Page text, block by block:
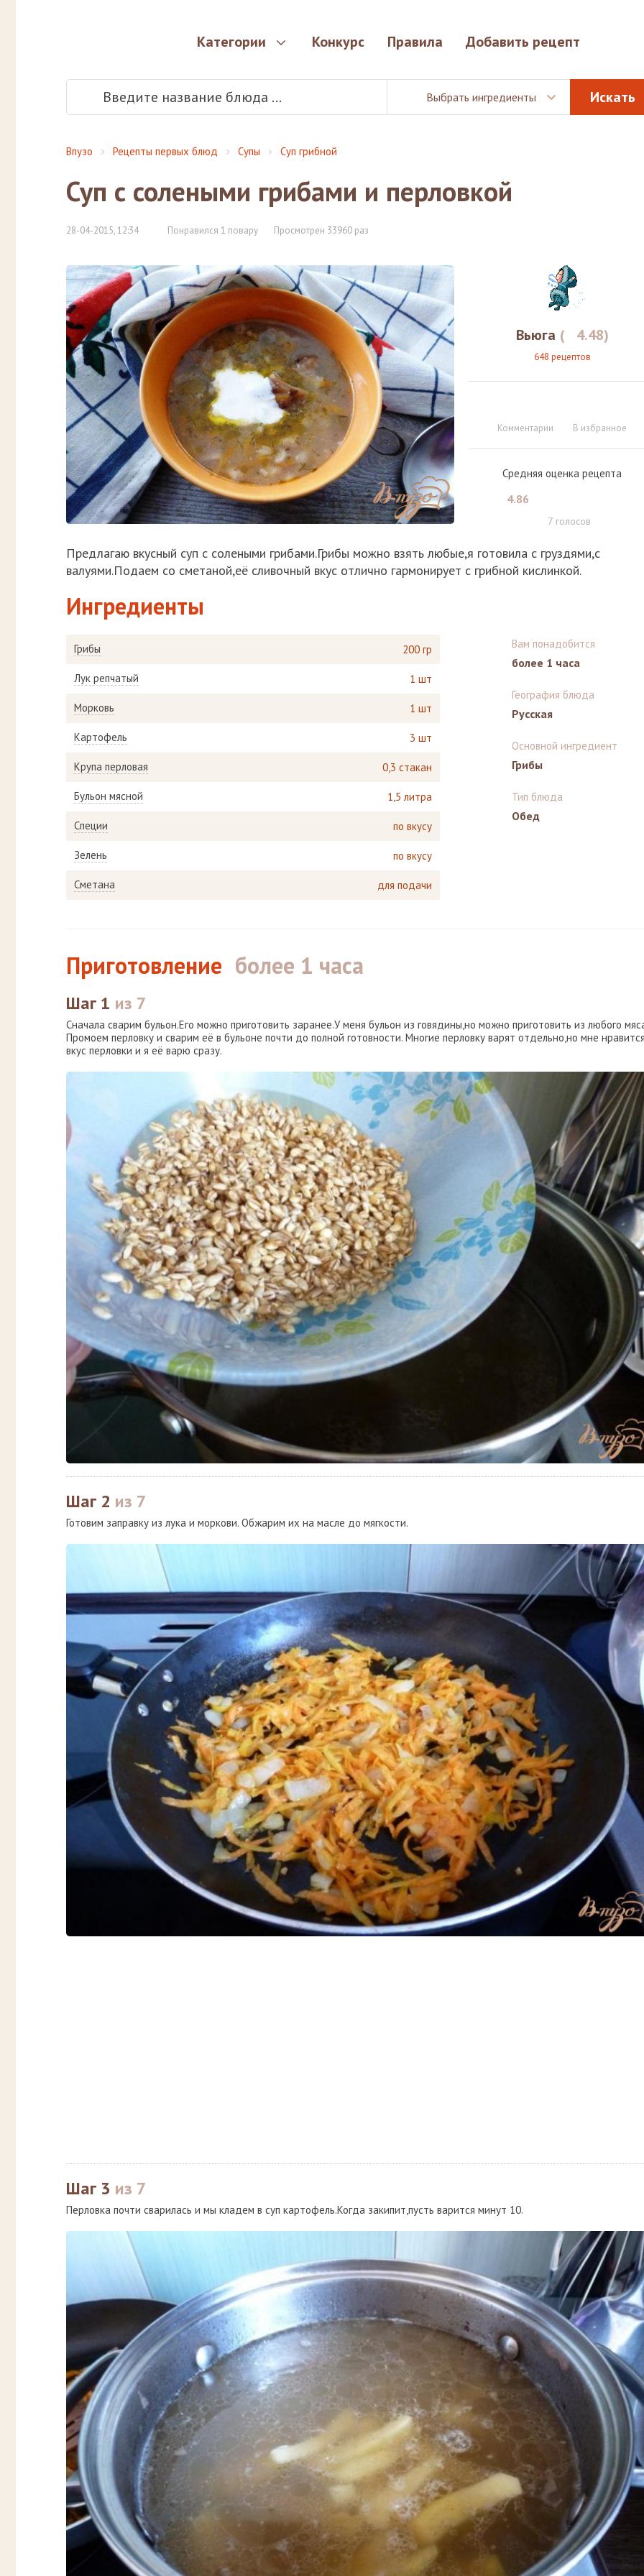
Категории Конкурс Правила Добавить рецепт
Выбрать ингредиенты
Впузо Рецепты первых блюд Супы Суп грибной
Суп с солеными грибами и перловкой
28-04-2015, 12:34 Понравился 1 повару Просмотрен 33960 раз
Вьюга ( 4.48)
648 рецептов
Комментарии В избранное
Средняя оценка рецепта
4.86
7 голосов
Предлагаю вкусный суп с солеными грибами.Грибы можно взять любые,я готовила с груздями,с
валуями.Подаем со сметаной,её сливочный вкус отлично гармонирует с грибной кислинкой.
Ингредиенты
Грибы 200 гр
Лук репчатый 1 шт
Морковь 1 шт
Картофель 3 шт
Крупа перловая 0,3 стакан
Бульон мясной 1,5 литра
Специи по вкусу
Зелень по вкусу
Сметана для подачи
Вам понадобится
более 1 часа
География блюда
Русская
Основной ингредиент
Грибы
Тип блюда
Обед
Приготовление более 1 часа
Шаг 1 из 7
Сначала сварим бульон.Его можно приготовить заранее.У меня бульон из говядины,но можно приготовить из любого
Промоем перловку и сварим её в бульоне почти до полной готовности. Многие перловку варят отдельно,но мне
вкус перловки и я её варю сразу.
Шаг 2 из 7
Готовим заправку из лука и моркови. Обжарим их на масле до мягкости.
Шаг 3 из 7
Перловка почти сварилась и мы кладем в суп картофель.Когда закипит,пусть варится минут 10.